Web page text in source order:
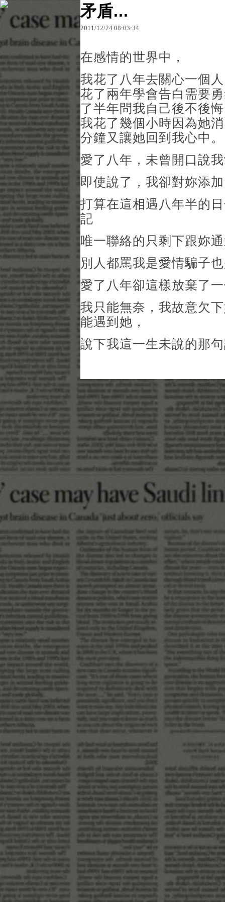
被寂寞入侵
原文網址：http://blog.udn.com/19920513/5961241
矛盾...
2011/12/24 08:03:34
在感情的世界中，
我花了八年去關心一個
花了兩年學會告白需要
了半年問我自己後不後
我花了幾個小時因為她
分鐘又讓她回到我心中。
愛了八年，未曾開口說
即使說了，我卻對妳添
打算在這相遇八年半的
記
唯一聯絡的只剩下跟妳
別人都罵我是愛情騙子
愛了八年卻這樣放棄了
我只能無奈，我故意欠
能遇到她，
說下我這一生未說的那